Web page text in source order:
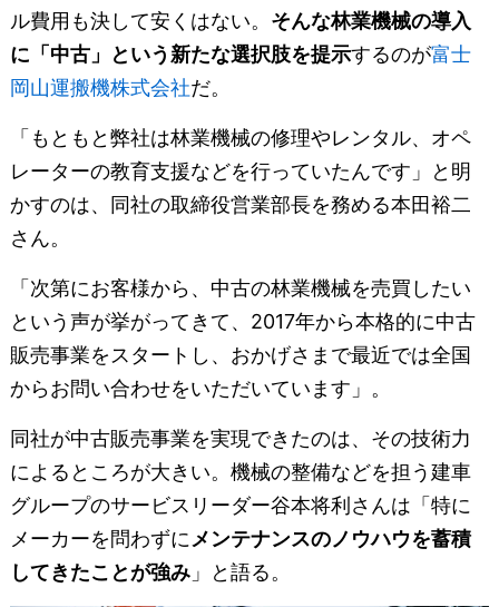
ル費用も決して安くはない。 そんな林業機械の導入
に「中古」という新たな選択肢を提示するのが富士
岡山運搬機株式会社だ。
「もともと弊社は林業機械の修理やレンタル、オペ
レーターの教育支援などを行っていたんです」と明
かすのは、同社の取締役営業部長を務める本田裕二
さん。
「次第にお客様から、中古の林業機械を売買したい
という声が挙がってきて、2017年から本格的に中古
販売事業をスタートし、おかげさまで最近では全国
からお問い合わせをいただいています」。
同社が中古販売事業を実現できたのは、その技術力
によるところが大きい。機械の整備などを担う建車
グループのサービスリーダー谷本将利さんは「特に
メーカーを問わずに メンテナンスのノウハウを蓄積
してきたことが強み」と語る。